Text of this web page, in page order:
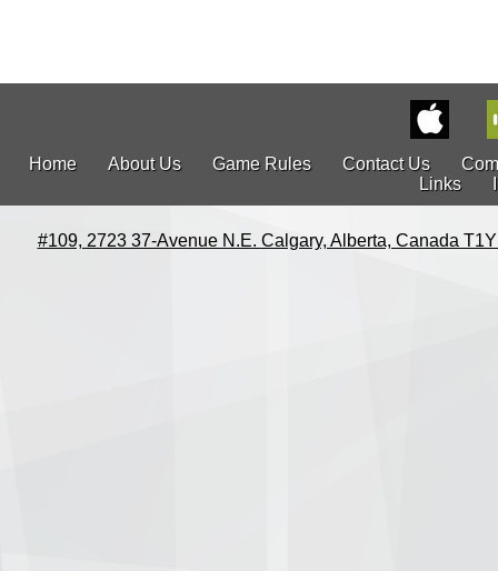
Home About Us Game Rules Contact Us
Links
#109, 2723 37-Avenue N.E. Calgary, Alberta, Canada